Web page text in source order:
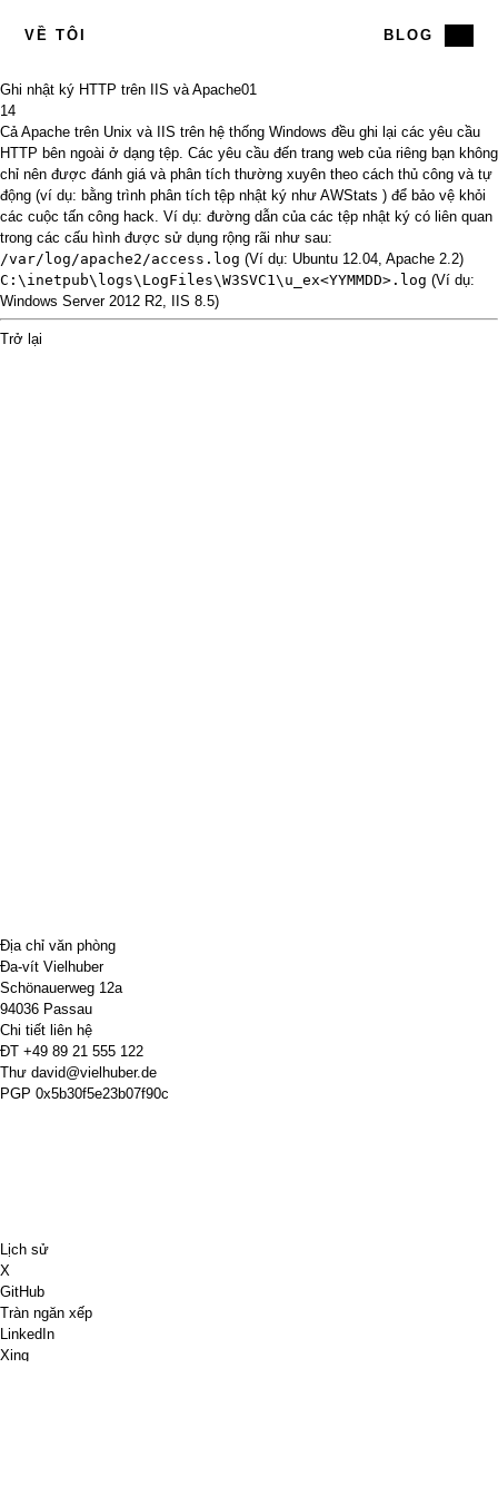
VỀ TÔI BLOG
Ghi nhật ký HTTP trên IIS và Apache01
14
Cả Apache trên Unix và IIS trên hệ thống Windows đều ghi lại các yêu cầu
HTTP bên ngoài ở dạng tệp. Các yêu cầu đến trang web của riêng bạn không
chỉ nên được đánh giá và phân tích thường xuyên theo cách thủ công và tự
động (ví dụ: bằng trình phân tích tệp nhật ký như AWStats ) để bảo vệ khỏi
các cuộc tấn công hack. Ví dụ: đường dẫn của các tệp nhật ký có liên quan
trong các cấu hình được sử dụng rộng rãi như sau:
/var/log/apache2/access.log (Ví dụ: Ubuntu 12.04, Apache 2.2)
C:\inetpub\logs\LogFiles\W3SVC1\u_ex<YYMMDD>.log (Ví dụ:
Windows Server 2012 R2, IIS 8.5)
Trở lại
Địa chỉ văn phòng
Đa-vít Vielhuber
Schönauerweg 12a
94036 Passau
Chi tiết liên hệ
ĐT +49 89 21 555 122
Thư david@vielhuber.de
PGP 0x5b30f5e23b07f90c
Lịch sử
X
GitHub
Tràn ngăn xếp
LinkedIn
Xing